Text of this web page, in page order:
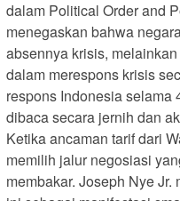
dalam Political Order and
menegaskan bahwa
absennya krisis,
dalam merespons krisis
respons Indonesia selama
dibaca secara jernih dan
Ketika ancaman tarif dari
memilih jalur negosiasi
membakar. Joseph Nye